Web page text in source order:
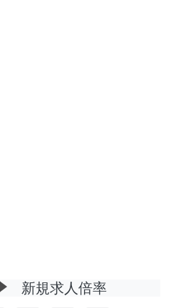
新規求人倍率